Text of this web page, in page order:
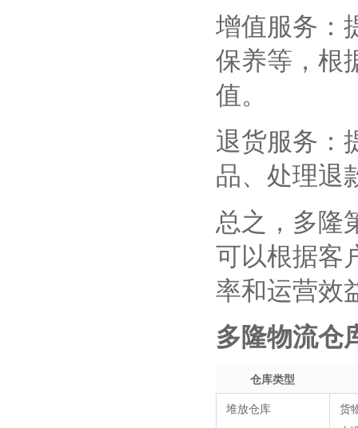
增值服务：
保养等，根
值。
退货服务：
品、处理退
总之，多隆
可以根据客
率和运营效
多隆物流仓
仓库类型
堆放仓库
货